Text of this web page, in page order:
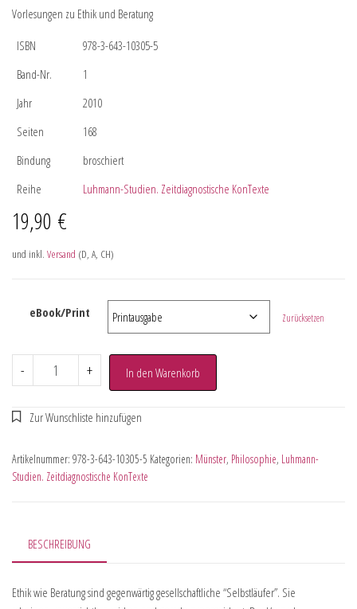
Vorlesungen zu Ethik und Beratung
ISBN
978-3-643-10305-5
Band-Nr.
1
Jahr
2010
Seiten
168
Bindung
broschiert
Reihe
Luhmann-Studien. Zeitdiagnostische KonTexte
19,90 €
und inkl. Versand (D, A, CH)
eBook/Print Zurücksetzen
- + In den Warenkorb
Artikelnummer: 978-3-643-10305-5 Kategorien: Münster, Philosophie, Luhmann-
Studien. Zeitdiagnostische KonTexte
BESCHREIBUNG
Ethik wie Beratung sind gegenwärtig gesellschaftliche “Selbstläufer”. Sie